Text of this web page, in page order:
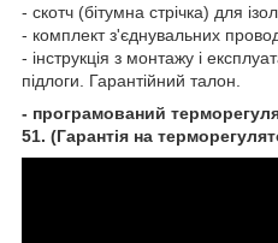
- скотч (бітумна стрічка) для
- комплект з'єднувальних
- інструкція з монтажу і
підлоги. Гарантійний талон.
- програмований
51. (Гарантія на